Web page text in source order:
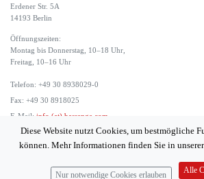
Erdener Str. 5A
14193 Berlin
Öffnungszeiten:
Montag bis Donnerstag, 10–18 Uhr,
Freitag, 10–16 Uhr
Telefon: +49 30 8938029-0
Fax: +49 30 8918025
E-Mail: info (at) bassenge.com
Diese Website nutzt Cookies, um bestmögliche
können. Mehr Informationen finden Sie in unserer
Nur notwendige Cookies erlauben
Alle